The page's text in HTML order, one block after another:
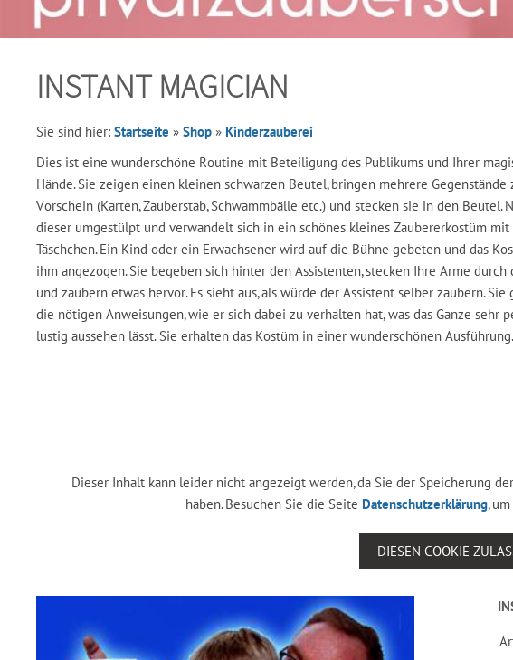
INSTANT MAGICIAN
Sie sind hier: Startseite » Shop » Kinderzauberei
Dies ist eine wunderschöne Routine mit Beteiligung des Publikums und Ihrer
Hände. Sie zeigen einen kleinen schwarzen Beutel, bringen mehrere Gegenstände
Vorschein (Karten, Zauberstab, Schwammbälle etc.) und stecken sie in den Beutel.
dieser umgestülpt und verwandelt sich in ein schönes kleines Zaubererkostüm
Täschchen. Ein Kind oder ein Erwachsener wird auf die Bühne gebeten und das
ihm angezogen. Sie begeben sich hinter den Assistenten, stecken Ihre Arme durch
und zaubern etwas hervor. Es sieht aus, als würde der Assistent selber zaubern. Sie
die nötigen Anweisungen, wie er sich dabei zu verhalten hat, was das Ganze sehr
lustig aussehen lässt. Sie erhalten das Kostüm in einer wunderschönen Ausführung.
Dieser Inhalt kann leider nicht angezeigt werden, da Sie der Speicherung
haben. Besuchen Sie die Seite Datenschutzerklärung,
DIESEN COOKIE